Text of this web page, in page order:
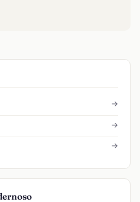
→
→
→